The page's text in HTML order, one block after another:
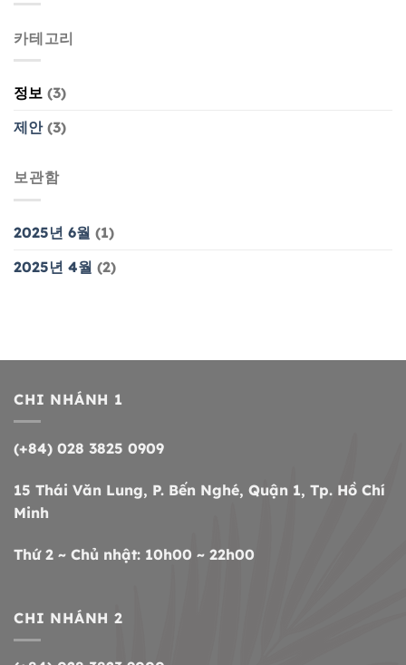
골
일
의
특
별
기
할
인
카테고리
정보 (3)
제안(3)
보관함
2025년 6월 (1)
2025년 4월 (2)
CHI NHÁNH 1
(+84) 028 3825 0909
15 Thái Văn Lung, P. Bến Nghé, Quận 1, Tp. Hồ Chí
Minh
Thứ 2 ~ Chủ nhật: 10h00 ~ 22h00
CHI NHÁNH 2